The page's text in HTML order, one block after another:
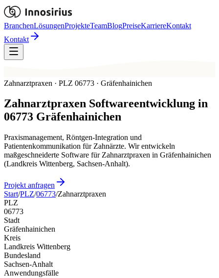
BranchenLösungenProjekteTeamBlogPreiseKarriereKontakt
Kontakt
Zahnarztpraxen · PLZ 06773 · Gräfenhainichen
Zahnarztpraxen Softwareentwicklung in
06773 Gräfenhainichen
Praxismanagement, Röntgen-Integration und
Patientenkommunikation für Zahnärzte. Wir entwickeln
maßgeschneiderte Software für Zahnarztpraxen in Gräfenhainichen
(Landkreis Wittenberg, Sachsen-Anhalt).
Projekt anfragen
Start/PLZ/06773/Zahnarztpraxen
PLZ
06773
Stadt
Gräfenhainichen
Kreis
Landkreis Wittenberg
Bundesland
Sachsen-Anhalt
Anwendungsfälle